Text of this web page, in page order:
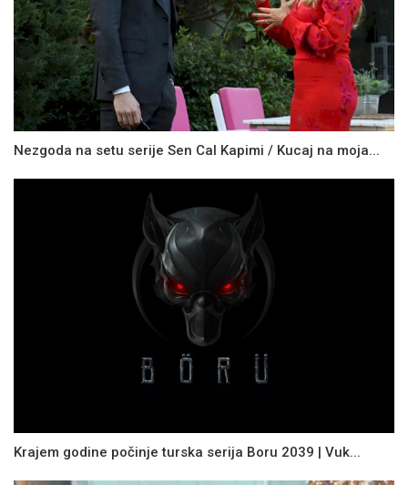
Nezgoda na setu serije Sen Cal Kapimi / Kucaj na moja...
Krajem godine počinje turska serija Boru 2039 | Vuk...